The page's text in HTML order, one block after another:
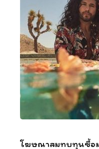
โฆษณาสมทบทุนซื้อ